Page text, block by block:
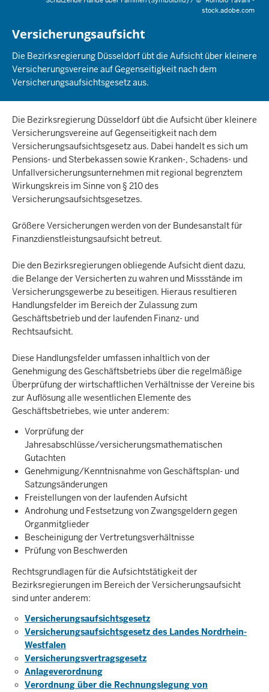
stock.adobe.com
Versicherungsaufsicht
Die Bezirksregierung Düsseldorf übt die Aufsicht über kleinere
Versicherungsvereine auf Gegenseitigkeit nach dem
Versicherungsaufsichtsgesetz aus.
Die Bezirksregierung Düsseldorf übt die Aufsicht über kleinere
Versicherungsvereine auf Gegenseitigkeit nach dem
Versicherungsaufsichtsgesetz aus. Dabei handelt es sich um
Pensions- und Sterbekassen sowie Kranken-, Schadens- und
Unfallversicherungsunternehmen mit regional begrenztem
Wirkungskreis im Sinne von § 210 des
Versicherungsaufsichtsgesetzes.
Größere Versicherungen werden von der Bundesanstalt für
Finanzdienstleistungsaufsicht betreut.
Die den Bezirksregierungen obliegende Aufsicht dient dazu,
die Belange der Versicherten zu wahren und Missstände im
Versicherungsgewerbe zu beseitigen. Hieraus resultieren
Handlungsfelder im Bereich der Zulassung zum
Geschäftsbetrieb und der laufenden Finanz- und
Rechtsaufsicht.
Diese Handlungsfelder umfassen inhaltlich von der
Genehmigung des Geschäftsbetriebs über die regelmäßige
Überprüfung der wirtschaftlichen Verhältnisse der Vereine bis
zur Auflösung alle wesentlichen Elemente des
Geschäftsbetriebes, wie unter anderem:
Vorprüfung der
Jahresabschlüsse/versicherungsmathematischen
Gutachten
Genehmigung/Kenntnisnahme von Geschäftsplan- und
Satzungsänderungen
Freistellungen von der laufenden Aufsicht
Androhung und Festsetzung von Zwangsgeldern gegen
Organmitglieder
Bescheinigung der Vertretungsverhältnisse
Prüfung von Beschwerden
Rechtsgrundlagen für die Aufsichtstätigkeit der
Bezirksregierungen im Bereich der Versicherungsaufsicht
sind unter anderem:
Versicherungsaufsichtsgesetz
Versicherungsaufsichtsgesetz des Landes Nordrhein-
Westfalen
Versicherungsvertragsgesetz
Anlageverordnung
Verordnung über die Rechnungslegung von